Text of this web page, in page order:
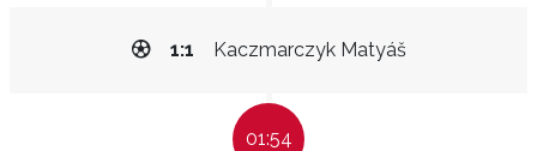
Kaczmarczyk Matyáš
1:1
01:54